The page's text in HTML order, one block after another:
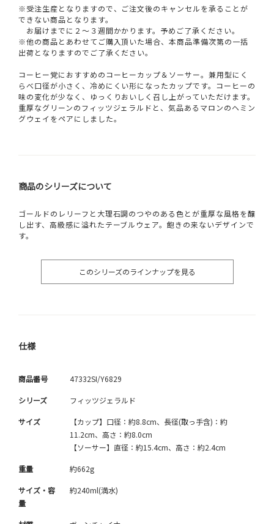
※受注生産となりますので、ご注文後のキャンセルを承ることが
できない商品となります。
お届けまでに２～３週間かかります。予めご了承ください。
※他の商品とあわせてご購入頂いた場合、本商品準備次第の一括
出荷となりますのでご了承ください。
コーヒー党におすすめのコーヒーカップ＆ソーサー。兼用型にく
らべ口径が小さく、冷めにくい形になったカップです。コーヒーの
味の変化が少なく、ゆっくりおいしく召し上がっていただけます。
重厚なグリーンのフィッツジェラルドと、気品あるマロンのヘミン
グウェイをペアにしました。
商品のシリーズについて
ゴールドのレリーフと大理石調のつやのある色とが重厚な風格を醸
し出す、高級感に溢れたテーブルウェア。飽きの来ないデザインで
す。
このシリーズのラインナップを見る
仕様
商品番号 47332SI/Y6829
シリーズ フィッツジェラルド
サイズ
【カップ】口径：約8.8cm、長径(取っ手含)：約
11.2cm、高さ：約8.0cm
【ソーサー】直径：約15.4cm、高さ：約2.4cm
重量 約662g
サイズ・容
量
約240ml(満水)